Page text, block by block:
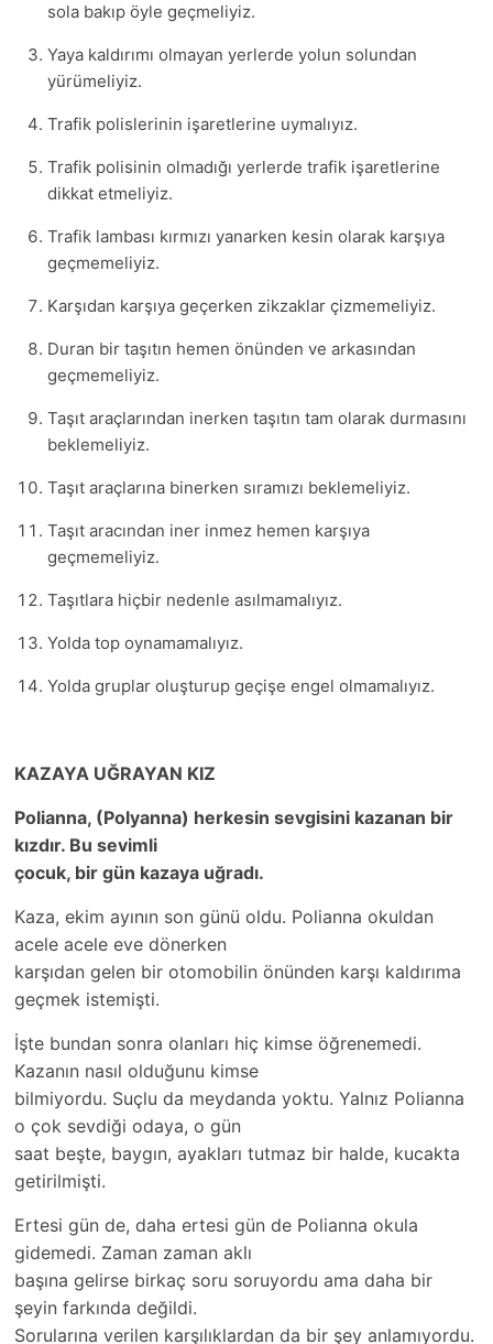
sola bakıp öyle geçmeliyiz.
Yaya kaldırımı olmayan yerlerde yolun solundan
yürümeliyiz.
Trafik polislerinin işaretlerine uymalıyız.
Trafik polisinin olmadığı yerlerde trafik işaretlerine
dikkat etmeliyiz.
Trafik lambası kırmızı yanarken kesin olarak karşıya
geçmemeliyiz.
Karşıdan karşıya geçerken zikzaklar çizmemeliyiz.
Duran bir taşıtın hemen önünden ve arkasından
geçmemeliyiz.
Taşıt araçlarından inerken taşıtın tam olarak durmasını
beklemeliyiz.
Taşıt araçlarına binerken sıramızı beklemeliyiz.
Taşıt aracından iner inmez hemen karşıya
geçmemeliyiz.
Taşıtlara hiçbir nedenle asılmamalıyız.
Yolda top oynamamalıyız.
Yolda gruplar oluşturup geçişe engel olmamalıyız.
KAZAYA UĞRAYAN KIZ
Polianna, (Polyanna) herkesin sevgisini kazanan bir
kızdır. Bu sevimli
çocuk, bir gün kazaya uğradı.
Kaza, ekim ayının son günü oldu. Polianna okuldan
acele acele eve dönerken
karşıdan gelen bir otomobilin önünden karşı kaldırıma
geçmek istemişti.
İşte bundan sonra olanları hiç kimse öğrenemedi.
Kazanın nasıl olduğunu kimse
bilmiyordu. Suçlu da meydanda yoktu. Yalnız Polianna
o çok sevdiği odaya, o gün
saat beşte, baygın, ayakları tutmaz bir halde, kucakta
getirilmişti.
Ertesi gün de, daha ertesi gün de Polianna okula
gidemedi. Zaman zaman aklı
başına gelirse birkaç soru soruyordu ama daha bir
şeyin farkında değildi.
Sorularına verilen karşılıklardan da bir şey anlamıyordu.